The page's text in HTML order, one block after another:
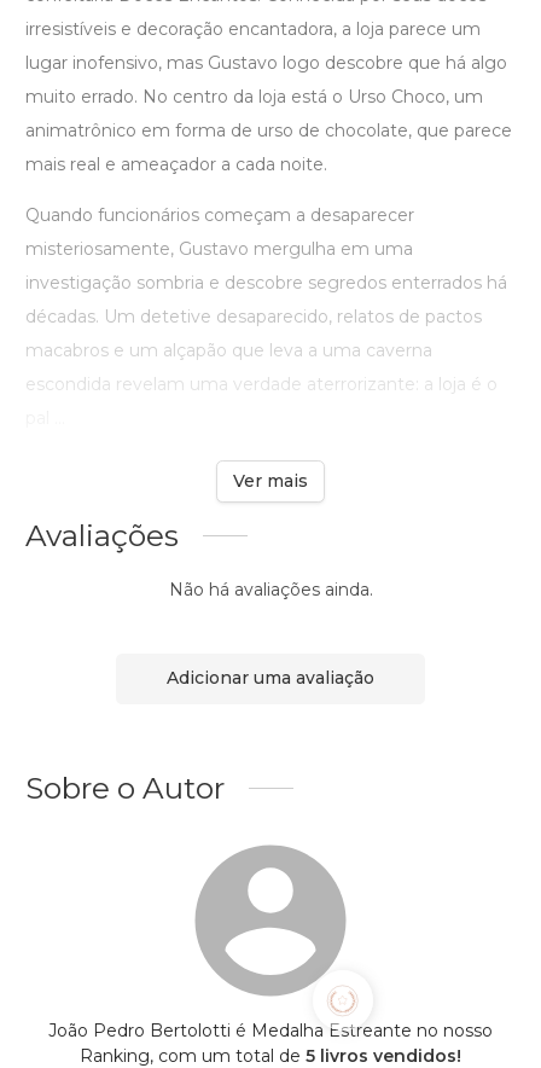
irresistíveis e decoração encantadora, a loja parece um
lugar inofensivo, mas Gustavo logo descobre que há algo
muito errado. No centro da loja está o Urso Choco, um
animatrônico em forma de urso de chocolate, que parece
mais real e ameaçador a cada noite.
Quando funcionários começam a desaparecer
misteriosamente, Gustavo mergulha em uma
investigação sombria e descobre segredos enterrados há
décadas. Um detetive desaparecido, relatos de pactos
macabros e um alçapão que leva a uma caverna
escondida revelam uma verdade aterrorizante: a loja é o
Ver mais
Avaliações
Não há avaliações ainda.
Adicionar uma avaliação
Sobre o Autor
João Pedro Bertolotti é Medalha Estreante no nosso
Ranking, com um total de 5 livros vendidos!